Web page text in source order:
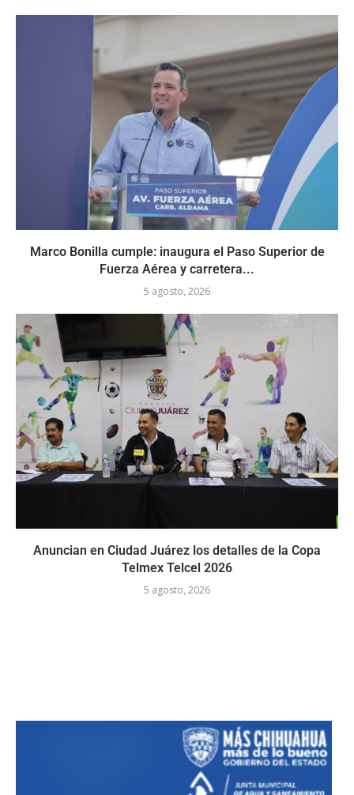
Marco Bonilla cumple: inaugura el Paso Superior de
Fuerza Aérea y carretera...
5 agosto, 2026
Anuncian en Ciudad Juárez los detalles de la Copa
Telmex Telcel 2026
5 agosto, 2026